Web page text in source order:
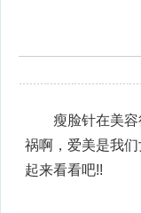
瘦脸针在美
祸啊，爱美是我
起来看看吧!!